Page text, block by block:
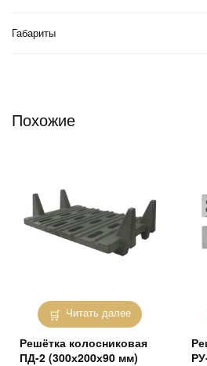
Габариты
Похожие
Читать далее
Решётка колосниковая
ПД-2 (300х200х90 мм)